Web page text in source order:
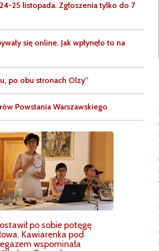
25 listopada. Zgłoszenia tylko do 7
się online. Jak wpłynęło to na
po obu stronach Olzy”
Powstania Warszawskiego
po sobie potęgę
Kawiarenka pod
wspominała